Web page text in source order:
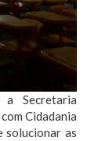
Secretaria
Cidadania
solucionar as